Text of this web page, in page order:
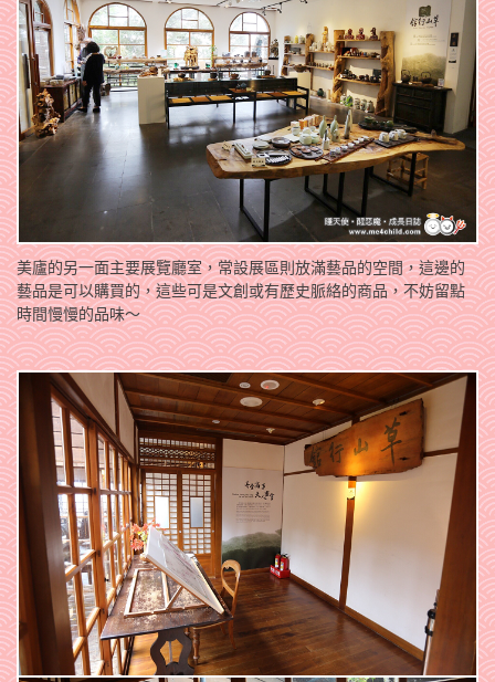
美廬的另一面主要展覽廳室，常設展區則放滿藝品的空間，這邊的
藝品是可以購買的，這些可是文創或有歷史脈絡的商品，不妨留點
時間慢慢的品味～